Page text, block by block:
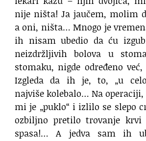
nije ništa! Ja jaučem, molim
a oni, ništa… Mnogo je
ih nisam ubedio da ću
neizdržljivih bolova u
stomaku, nigde određeno
Izgleda da ih je, to, „u
najviše kolebalo… Na
mi je „puklo“ i izlilo se slepo
ozbiljno pretilo trovanje krvi
spasa!… A jedva sam ih